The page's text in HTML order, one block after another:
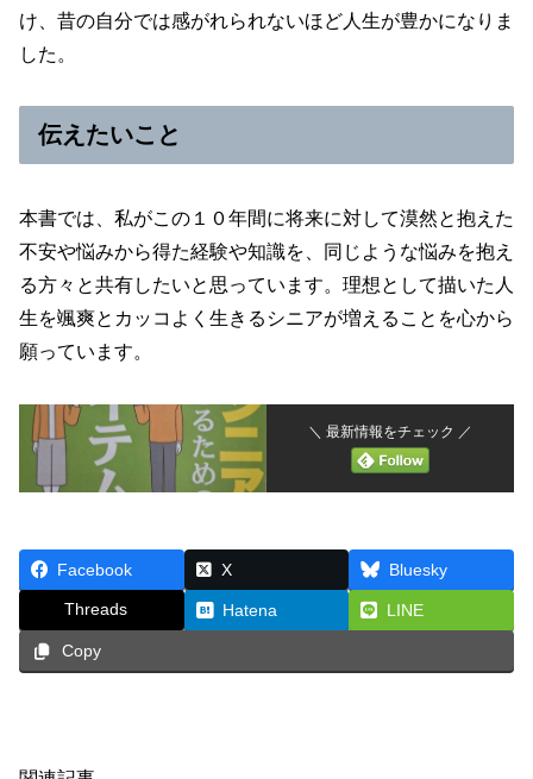
け、昔の自分では感がれられないほど人生が豊かになりま
した。
伝えたいこと
本書では、私がこの１０年間に将来に対して漠然と抱えた
不安や悩みから得た経験や知識を、同じような悩みを抱え
る方々と共有したいと思っています。理想として描いた人
生を颯爽とカッコよく生きるシニアが増えることを心から
願っています。
＼ 最新情報をチェック ／
Facebook X Bluesky
Threads Hatena LINE
Copy